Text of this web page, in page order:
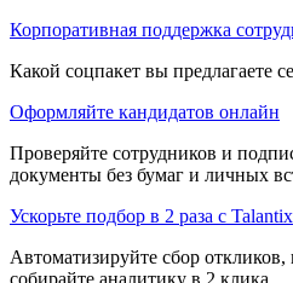
Корпоративная поддержка
Какой соцпакет вы предлагаете
Оформляйте кандидатов онлайн
Проверяйте сотрудников и
документы без бумаг и личных
Ускорьте подбор в 2 раза с Talantix
Автоматизируйте сбор откликов,
собирайте аналитику в 2 клика